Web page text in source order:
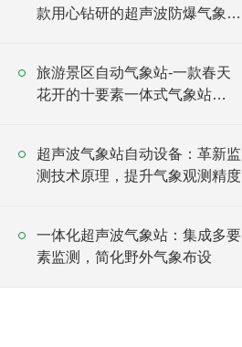
款用心钻研的超声波防爆气象站
旅游景区自动气象站-一款春天
花开的十要素一体式气象站
超声波气象站自动设备：革新监
测技术原理，提升气象观测精度
一体化超声波气象站：集成多要
素监测，简化野外气象布设